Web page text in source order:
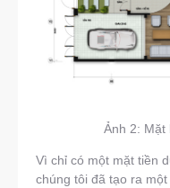
Ảnh 2: Mặt
Vì chỉ có một mặt tiền
chúng tôi đã tạo ra